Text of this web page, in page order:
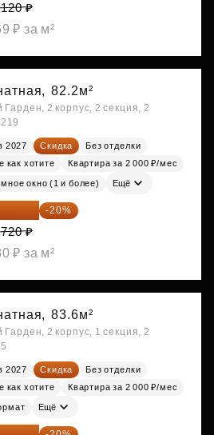
₽
₽ за м²
82.2м²
2 корпус, 2 секция, 2
2027 Скидка
Без отделки
как хотите
Квартира за 2 000 ₽/мес
окно (1 и более) Ещё
776 ₽ -20%
₽
₽ за м²
83.6м²
2 корпус, 1 секция, 2
2027 Скидка
Без отделки
как хотите
Квартира за 2 000 ₽/мес
Ещё